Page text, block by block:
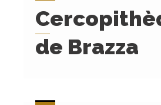
Cercopithèque
de Brazza